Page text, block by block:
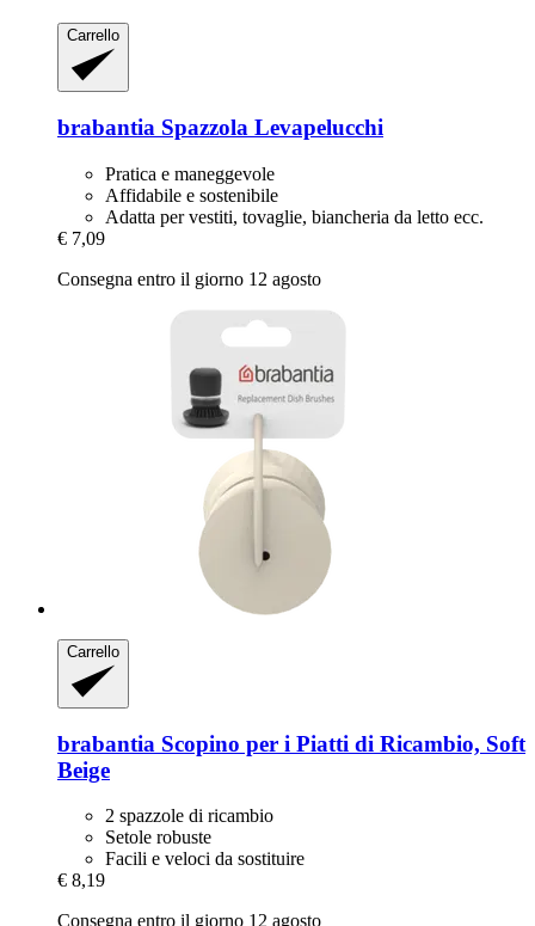
Carrello
brabantia Spazzola Levapelucchi
Pratica e maneggevole
Affidabile e sostenibile
Adatta per vestiti, tovaglie, biancheria da letto ecc.
€ 7,09
Consegna entro il giorno 12 agosto
Carrello
brabantia Scopino per i Piatti di Ricambio, Soft
Beige
2 spazzole di ricambio
Setole robuste
Facili e veloci da sostituire
€ 8,19
Consegna entro il giorno 12 agosto